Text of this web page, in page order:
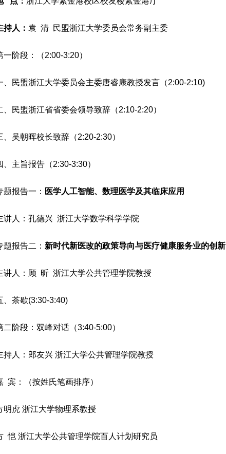
持人： 袁 清 民盟浙江大学委员会常务副主委
一阶段：（2:00-3:20）
、民盟浙江大学委员会主委唐睿康教授发言（2:00-2:10)
、民盟浙江省省委会领导致辞（2:10-2:20）
、吴朝晖校长致辞（2:20-2:30）
、主旨报告（2:30-3:30）
题报告一： 医学人工智能、数理医学及其临床应用
讲人：孔德兴 浙江大学数学科学学院
题报告二： 新时代新医改的政策导向与医疗健康服务业的创新
讲人：顾 昕 浙江大学公共管理学院教授
、茶歇(3:30-3:40)
二阶段：双峰对话（3:40-5:00）
持人：郎友兴 浙江大学公共管理学院教授
宾：（按姓氏笔画排序）
明虎 浙江大学物理系教授
恺 浙江大学公共管理学院百人计划研究员